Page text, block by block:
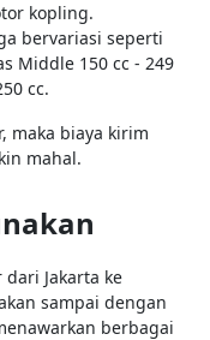
kopling.
bervariasi seperti
Middle 150 cc - 249
cc.
maka biaya kirim
mahal.
Jakarta ke
sampai dengan
berbagai